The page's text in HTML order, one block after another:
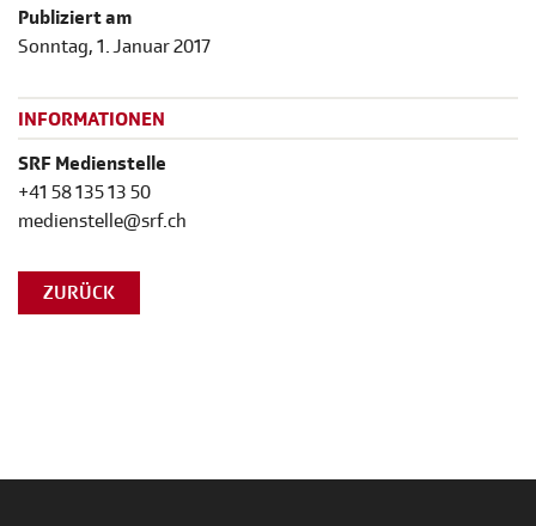
Publiziert am
Sonntag, 1. Januar 2017
INFORMATIONEN
SRF Medienstelle
+41 58 135 13 50
medienstelle@srf.ch
ZURÜCK